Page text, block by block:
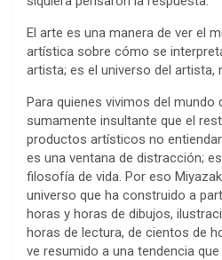
El arte es una manera de ver el
artística sobre cómo se
artista; es el universo del artista,
Para quienes vivimos del mundo
sumamente insultante que el
productos artísticos no
es una ventana de distracción;
filosofía de vida. Por eso
universo que ha construido a
horas y horas de dibujos,
horas de lectura, de cientos de
ve resumido a una tendencia